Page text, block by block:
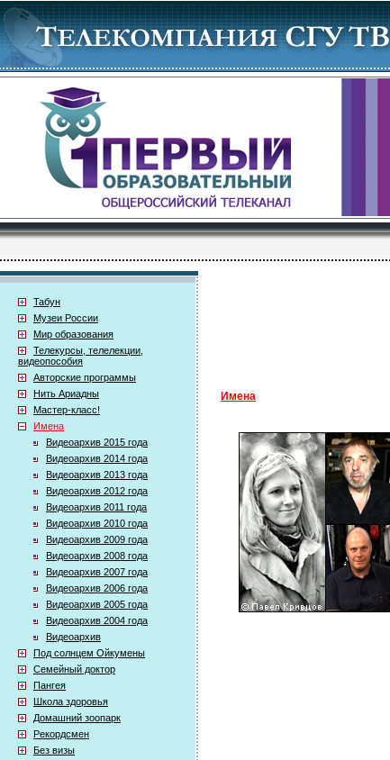
Табун
Музеи России
Мир образования
Телекурсы, телелекции,
видеопособия
Авторские программы
Нить Ариадны
Мастер-класс!
Имена
Видеоархив 2015 года
Видеоархив 2014 года
Видеоархив 2013 года
Видеоархив 2012 года
Видеоархив 2011 года
Видеоархив 2010 года
Видеоархив 2009 года
Видеоархив 2008 года
Видеоархив 2007 года
Видеоархив 2006 года
Видеоархив 2005 года
Видеоархив 2004 года
Видеоархив
Под солнцем Ойкумены
Семейный доктор
Пангея
Школа здоровья
Домашний зоопарк
Рекордсмен
Без визы
Имена